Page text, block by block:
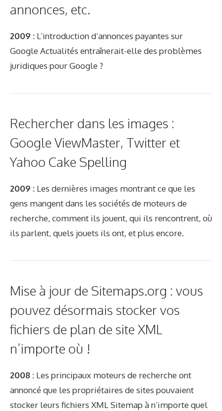
annonces, etc.
2009 : L’introduction d’annonces payantes sur
Google Actualités entraînerait-elle des problèmes
juridiques pour Google ?
Rechercher dans les images :
Google ViewMaster, Twitter et
Yahoo Cake Spelling
2009 : Les dernières images montrant ce que les
gens mangent dans les sociétés de moteurs de
recherche, comment ils jouent, qui ils rencontrent, où
ils parlent, quels jouets ils ont, et plus encore.
Mise à jour de Sitemaps.org : vous
pouvez désormais stocker vos
fichiers de plan de site XML
n’importe où !
2008 : Les principaux moteurs de recherche ont
annoncé que les propriétaires de sites pouvaient
stocker leurs fichiers XML Sitemap à n’importe quel